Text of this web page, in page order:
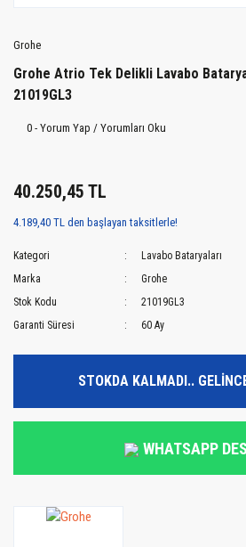
Grohe
Grohe Atrio Tek Delikli Lavabo
21019GL3
0 - Yorum Yap / Yorumları Oku
40.250,45 TL
4.189,40 TL den başlayan taksitlerle!
Kategori
Lavabo Bataryaları
Marka
Grohe
Stok Kodu
21019GL3
Garanti Süresi
60 Ay
STOKDA KALMADI..
WHATSAPP